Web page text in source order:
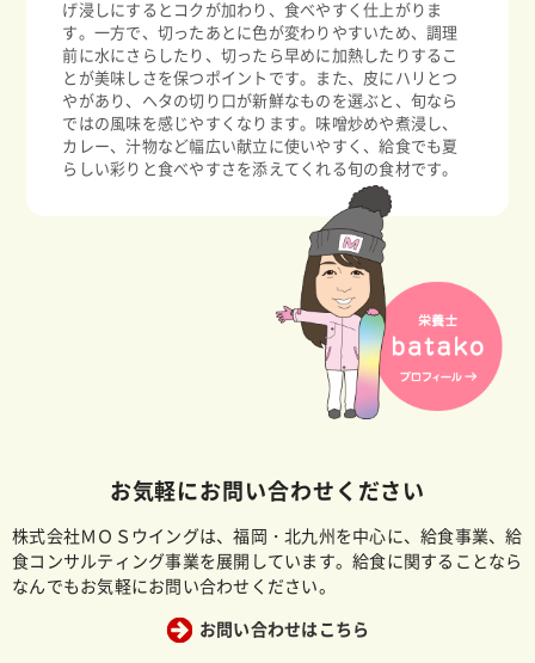
げ浸しにするとコクが加わり、食べやすく仕上がりま
す。一方で、切ったあとに色が変わりやすいため、調理
前に水にさらしたり、切ったら早めに加熱したりするこ
とが美味しさを保つポイントです。また、皮にハリとつ
やがあり、ヘタの切り口が新鮮なものを選ぶと、旬なら
ではの風味を感じやすくなります。味噌炒めや煮浸し、
カレー、汁物など幅広い献立に使いやすく、給食でも夏
らしい彩りと食べやすさを添えてくれる旬の食材です。
お気軽にお問い合わせください
株式会社ＭＯＳウイングは、福岡・北九州を中心に、給食事業、給
食コンサルティング事業を展開しています。給食に関することなら
なんでもお気軽にお問い合わせください。
お問い合わせはこちら